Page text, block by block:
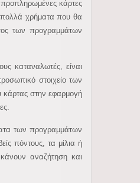
προπληρωμένες κάρτες
πολλά χρήματα που θα
των προγραμμάτων
καταναλωτές, είναι
στοιχείο των
κάρτας στην εφαρμογή
των προγραμμάτων
πόντους, τα μίλια ή
αναζήτηση και